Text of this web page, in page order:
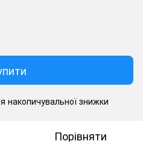
накопичувальної знижки
Порівняти